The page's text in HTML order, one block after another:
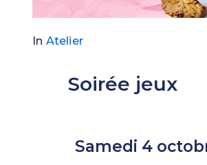
In Atelier
Soirée jeux
Samedi 4